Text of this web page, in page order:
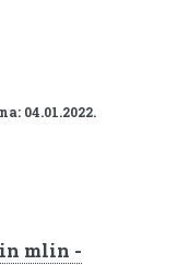
04.01.2022.
mlin -